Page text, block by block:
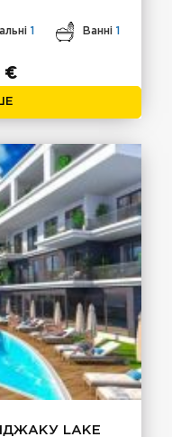
1 Ванні 1
€
LAKE